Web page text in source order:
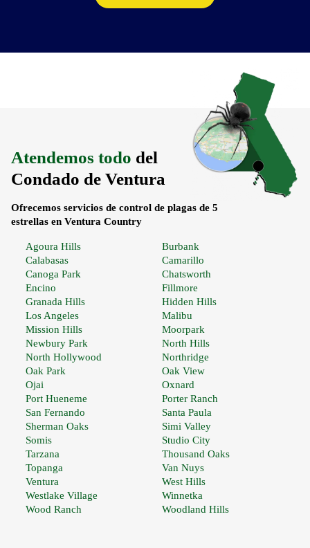
Atendemos todo del
Condado de Ventura
Ofrecemos servicios de control de plagas de 5
estrellas en Ventura Country
Agoura Hills
Burbank
Calabasas
Camarillo
Canoga Park
Chatsworth
Encino
Fillmore
Granada Hills
Hidden Hills
Los Angeles
Malibu
Mission Hills
Moorpark
Newbury Park
North Hills
North Hollywood
Northridge
Oak Park
Oak View
Ojai
Oxnard
Port Hueneme
Porter Ranch
San Fernando
Santa Paula
Sherman Oaks
Simi Valley
Somis
Studio City
Tarzana
Thousand Oaks
Topanga
Van Nuys
Ventura
West Hills
Westlake Village
Winnetka
Wood Ranch
Woodland Hills